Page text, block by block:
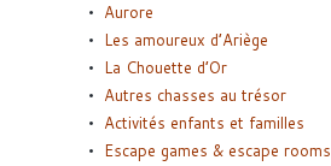
Aurore
Les amoureux d’Ariège
La Chouette d’Or
Autres chasses au trésor
Activités enfants et familles
Escape games & escape rooms